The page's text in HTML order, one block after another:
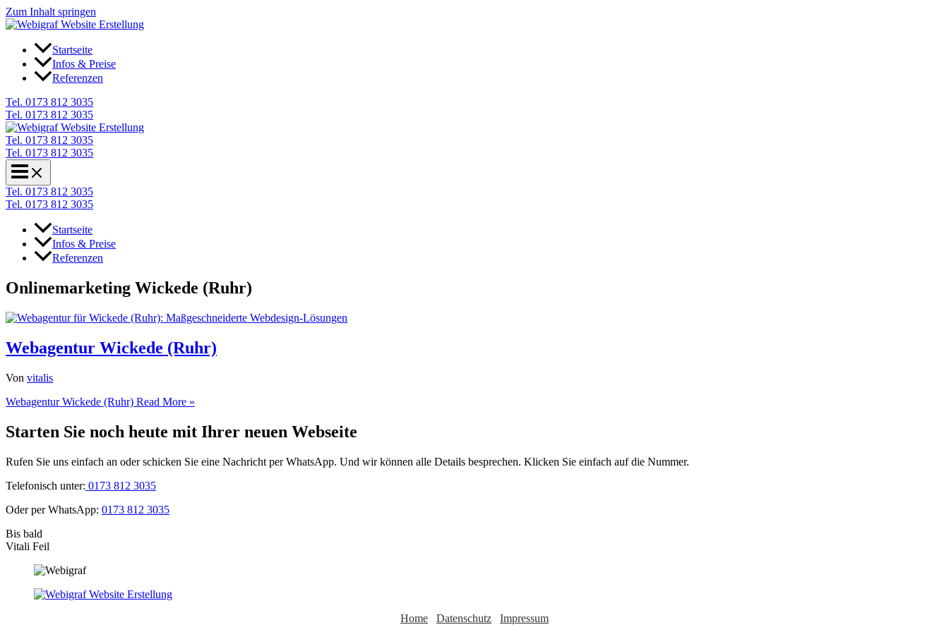
Zum Inhalt springen
Startseite
Infos & Preise
Referenzen
Tel. 0173 812 3035
Tel. 0173 812 3035
Tel. 0173 812 3035
Tel. 0173 812 3035
Tel. 0173 812 3035
Tel. 0173 812 3035
Startseite
Infos & Preise
Referenzen
Onlinemarketing Wickede (Ruhr)
Webagentur Wickede (Ruhr)
Von vitalis
Webagentur Wickede (Ruhr) Read More »
Starten Sie noch heute mit Ihrer neuen Webseite
Rufen Sie uns einfach an oder schicken Sie eine Nachricht per WhatsApp. Und wir können alle Details besprechen. Klicken Sie einfach auf die Nummer.
Telefonisch unter: 0173 812 3035
Oder per WhatsApp: 0173 812 3035
Bis bald
Vitali Feil
Home Datenschutz Impressum